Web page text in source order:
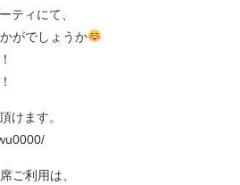
ティにて、
がでしょうか
けます。
ご利用は、